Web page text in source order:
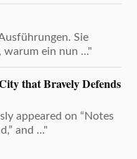
Sie
warum ein nun ..."
that Bravely Defends
appeared on “Notes
and ..."